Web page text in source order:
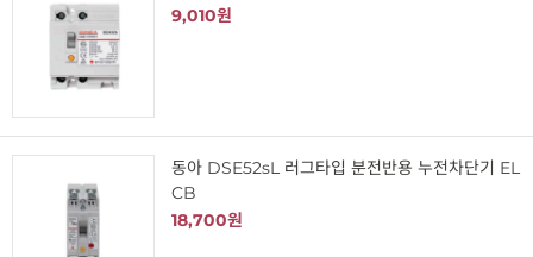
9,010원
동아 DSE52sL 러그타입 분전반용 누전차단기 EL
CB
18,700원